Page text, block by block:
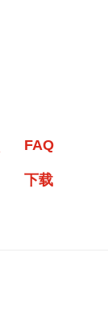
FAQ
下载